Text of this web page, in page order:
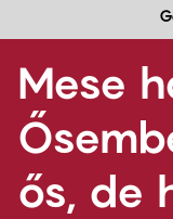
Mese
ős, de